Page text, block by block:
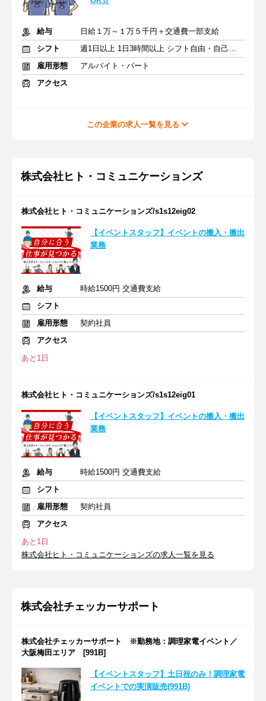
給与
日給１万～１万５千円＋交通費一部支給
シフト
週1日以上 1日3時間以上 シフト自由・自己申告
雇用形態
アルバイト・パート
アクセス
この企業の求人一覧を見る
株式会社ヒト・コミュニケーションズ
株式会社ヒト・コミュニケーションズ/s1s12eig02
【イベントスタッフ】イベントの搬入・搬出
業務
給与
時給1500円 交通費支給
シフト
雇用形態
契約社員
アクセス
あと1日
株式会社ヒト・コミュニケーションズ/s1s12eig01
【イベントスタッフ】イベントの搬入・搬出
業務
給与
時給1500円 交通費支給
シフト
雇用形態
契約社員
アクセス
あと1日
株式会社ヒト・コミュニケーションズの求人一覧を見る
株式会社チェッカーサポート
株式会社チェッカーサポート ※勤務地：調理家電イベント／
大阪梅田エリア [991B]
【イベントスタッフ】土日祝のみ！調理家電
イベントでの実演販売(991B)